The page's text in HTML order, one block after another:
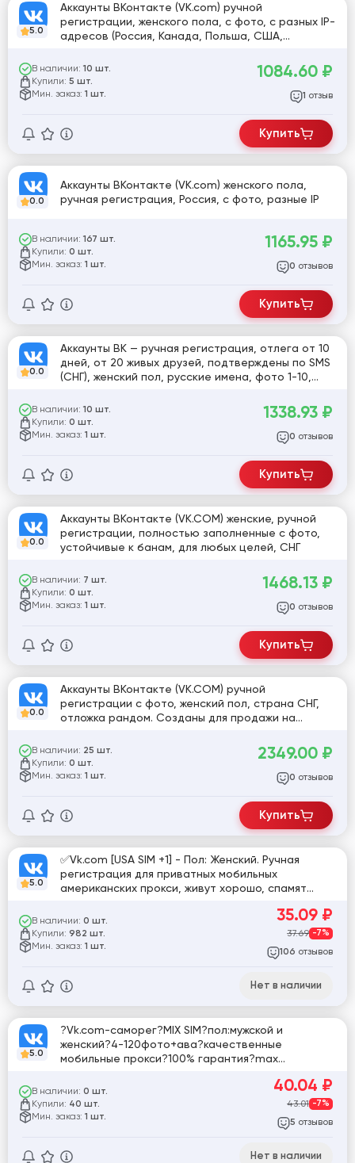
5.0
Аккаунты ВКонтакте (VK.com) ручной
регистрации, женского пола, с фото, с разных IP-
адресов (Россия, Канада, Польша, США,
устойчивости и обхода блокировок
В наличии: 10 шт.
Купили: 5 шт.
Мин. заказ: 1 шт.
1084.60 ₽
1 отзыв
Купить
0.0
Аккаунты ВКонтакте (VK.com) женского пола,
ручная регистрация, Россия, с фото, разные IP
В наличии: 167 шт.
Купили: 0 шт.
Мин. заказ: 1 шт.
1165.95 ₽
0 отзывов
Купить
0.0
Аккаунты ВК — ручная регистрация, отлега от 10
дней, от 20 живых друзей, подтверждены по SMS
(СНГ), женский пол, русские имена, фото 1-10,
В наличии: 10 шт.
Купили: 0 шт.
Мин. заказ: 1 шт.
1338.93 ₽
0 отзывов
Купить
0.0
Аккаунты ВКонтакте (VK.COM) женские, ручной
регистрации, полностью заполненные с фото,
устойчивые к банам, для любых целей, СНГ
В наличии: 7 шт.
Купили: 0 шт.
Мин. заказ: 1 шт.
1468.13 ₽
0 отзывов
Купить
0.0
Аккаунты ВКонтакте (VK.COM) ручной
регистрации с фото, женский пол, страна СНГ,
отложка рандом. Созданы для продажи на
Германия, Колумбия, Бразилия, Испания, Кения,
Чехия) [845039]
В наличии: 25 шт.
Купили: 0 шт.
Мин. заказ: 1 шт.
2349.00 ₽
0 отзывов
Купить
5.0
✅Vk.com [USA SIM +1] - Пол: Женский. Ручная
регистрация для приватных мобильных
американских прокси, живут хорошо, спамят
В наличии: 0 шт.
Купили: 982 шт.
Мин. заказ: 1 шт.
35.09 ₽
37.69 -7%
106 отзывов
Нет в наличии
5.0
?Vk.com-саморег?MIX SIM?пол:мужской и
женский?4-120фото+ава?качественные
мобильные прокси?100% гарантия?max
В наличии: 0 шт.
Купили: 40 шт.
Мин. заказ: 1 шт.
40.04 ₽
43.01 -7%
5 отзывов
Нет в наличии